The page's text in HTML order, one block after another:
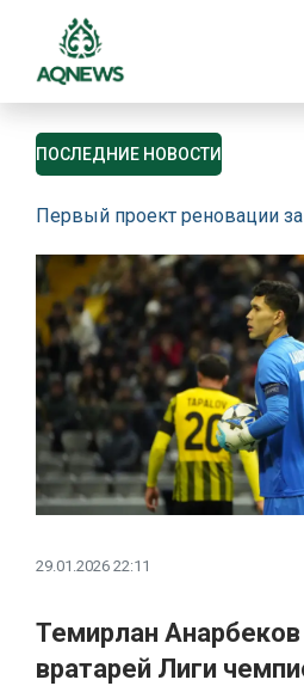
ПОСЛЕДНИЕ НОВОСТИ
Первый проект реновации
29.01.2026 22:11
Темирлан
вратарей Лиги